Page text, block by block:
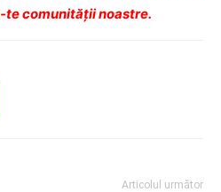
te comunității noastre.
Articolul următor